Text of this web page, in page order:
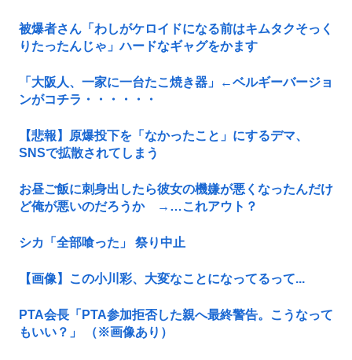
被爆者さん「わしがケロイドになる前はキムタクそっく
りたったんじゃ」ハードなギャグをかます
「大阪人、一家に一台たこ焼き器」←ベルギーバージョ
ンがコチラ・・・・・・
【悲報】原爆投下を「なかったこと」にするデマ、
SNSで拡散されてしまう
お昼ご飯に刺身出したら彼女の機嫌が悪くなったんだけ
ど俺が悪いのだろうか →…これアウト？
シカ「全部喰った」 祭り中止
【画像】この小川彩、大変なことになってるって...
PTA会長「PTA参加拒否した親へ最終警告。こうなって
もいい？」 （※画像あり）